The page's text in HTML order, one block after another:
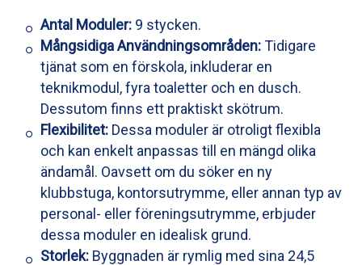
Antal Moduler: 9 stycken.
Mångsidiga Användningsområden:Tidigare
tjänat som en förskola, inkluderar en
teknikmodul, fyra toaletter och en dusch.
Dessutom finns ett praktiskt skötrum.
Flexibilitet: Dessa moduler är otroligt flexibla
och kan enkelt anpassas till en mängd olika
ändamål. Oavsett om du söker en ny
klubbstuga, kontorsutrymme, eller annan typ av
personal- eller föreningsutrymme, erbjuder
dessa moduler en idealisk grund.
Storlek: Byggnaden är rymlig med sina 24,5